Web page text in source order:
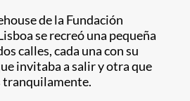
de la Fundación
se recreó una pequeña
calles, cada una con su
invitaba a salir y otra que
tranquilamente.